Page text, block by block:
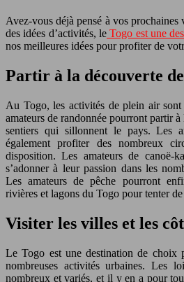
Avez-vous déjà pensé à vos prochaines
des idées d’activités, le Togo est une
nos meilleures idées pour profiter de
Partir à la découverte
Au Togo, les activités de plein air sont
amateurs de randonnée pourront partir
sentiers qui sillonnent le pays. Les
également profiter des nombreux
disposition. Les amateurs de canoë-
s’adonner à leur passion dans les
Les amateurs de pêche pourront
rivières et lagons du Togo pour tenter
Visiter les villes et les
Le Togo est une destination de choix
nombreuses activités urbaines. Les
nombreux et variés, et il y en a pour